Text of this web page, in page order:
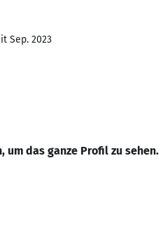
Sep. 2023
um das ganze Profil zu sehen.